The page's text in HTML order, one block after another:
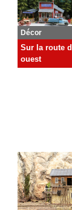
Décor
Sur la route
ouest